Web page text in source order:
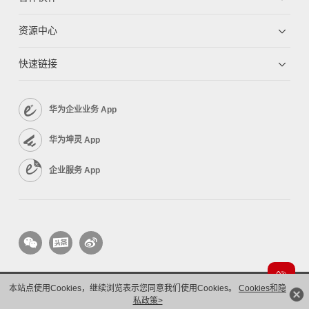
本站点使用Cookies，继续浏览表示您同意我们使用Cookies。 Cookies和隐
私政策>
资源中心
快速链接
华为企业业务 App
华为坤灵 App
企业服务 App
版权所有 © 华为技术有限公司 1998-2026。 保留一切权利。粤A2-20044005号
隐私保护
法律声明